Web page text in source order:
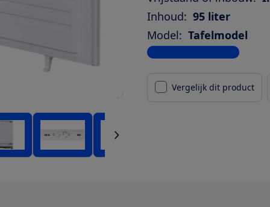
Inhoud: 95 liter
Model: Tafelmodel
Bekijk alle specificaties
Vergelijk dit product